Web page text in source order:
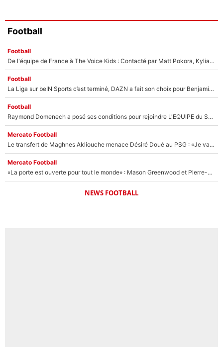
Football
Football
De l'équipe de France à The Voice Kids : Contacté par Matt Pokora, Kylian Mbappé a accepté de jouer un rôle inédit sur TF1 !
Football
La Liga sur beIN Sports c’est terminé, DAZN a fait son choix pour Benjamin Da Silva et Omar Da Fonseca !
Football
Raymond Domenech a posé ses conditions pour rejoindre L'EQUIPE du Soir : Il refuse de faire l'émission avec un autre chroniqueur !
Mercato Football
Le transfert de Maghnes Akliouche menace Désiré Doué au PSG : «Je valide à 200%»
Mercato Football
«La porte est ouverte pour tout le monde» : Mason Greenwood et Pierre-Emerick Aubameyang ont quitté l'OM, Amine Gouiri balance sur la suite du mercato et sur la réaction du vestiaire !
NEWS FOOTBALL